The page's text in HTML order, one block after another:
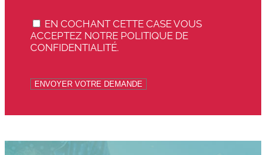
EN COCHANT CETTE CASE VOUS
ACCEPTEZ NOTRE POLITIQUE DE
CONFIDENTIALITÉ.
ENVOYER VOTRE DEMANDE